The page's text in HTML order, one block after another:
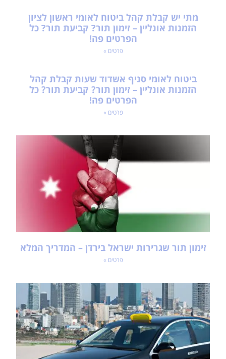
מתי יש קבלת קהל ביטוח לאומי ראשון לציון
הזמנות אונליין – זימון תור? קביעת תור? כל
הפרטים פה!
פרטים »
ביטוח לאומי סניף אשדוד שעות קבלת קהל
הזמנות אונליין – זימון תור? קביעת תור? כל
הפרטים פה!
פרטים »
זימון תור שגרירות ישראל בירדן – המדריך המלא
פרטים »